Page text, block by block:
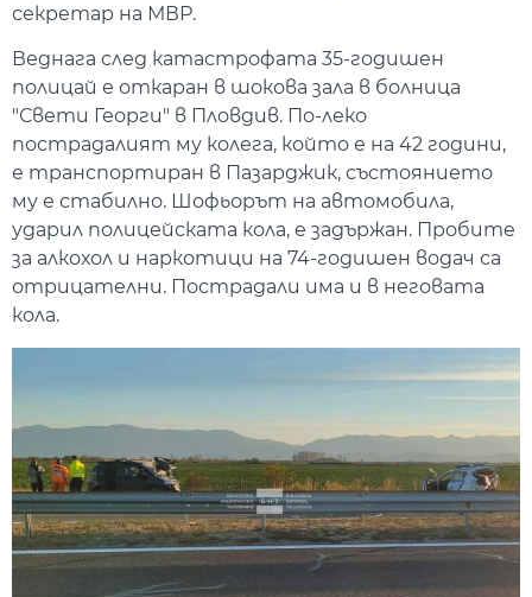
секретар на МВР.
Веднага след катастрофата 35-годишен
полицай е откаран в шокова зала в болница
"Свети Георги" в Пловдив. По-леко
пострадалият му колега, който е на 42 години,
е транспортиран в Пазарджик, състоянието
му е стабилно. Шофьорът на автомобила,
ударил полицейската кола, е задържан. Пробите
за алкохол и наркотици на 74-годишен водач са
отрицателни. Пострадали има и в неговата
кола.